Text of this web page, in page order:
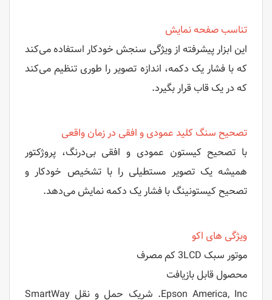
تناسب صفحه نمایش
این ابزار پیشرفته از ویژگی سنجش خودکار استفاده می‌کند
که با فشار یک دکمه، اندازه تصویر را طوری تنظیم می‌کند
که در یک قاب قرار بگیرد.
تصحیح سنگ کلید عمودی و افقی در زمان واقعی
با تصحیح کیستون عمودی و افقی بی‌درنگ، پروژکتور
همیشه یک تصویر مستطیلی را با تشخیص خودکار و
تصحیح کیستونینگ با فشار یک دکمه نمایش می‌دهد.
ویژگی های اکو
موتور سبک 3LCD کم مصرف
محصول قابل بازیافت
Epson America, Inc. شریک حمل و نقل SmartWay